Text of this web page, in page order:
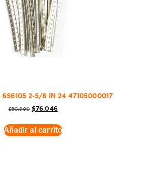
2-5/8 IN 24 47105000017
$80.900 $76.046
Añadir al carrito